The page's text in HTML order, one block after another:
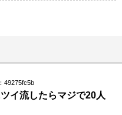
49275fc5b
イ流したらマジで20人